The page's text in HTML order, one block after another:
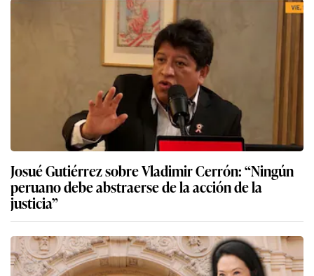
Josué Gutiérrez sobre Vladimir Cerrón: “Ningún
peruano debe abstraerse de la acción de la
justicia”